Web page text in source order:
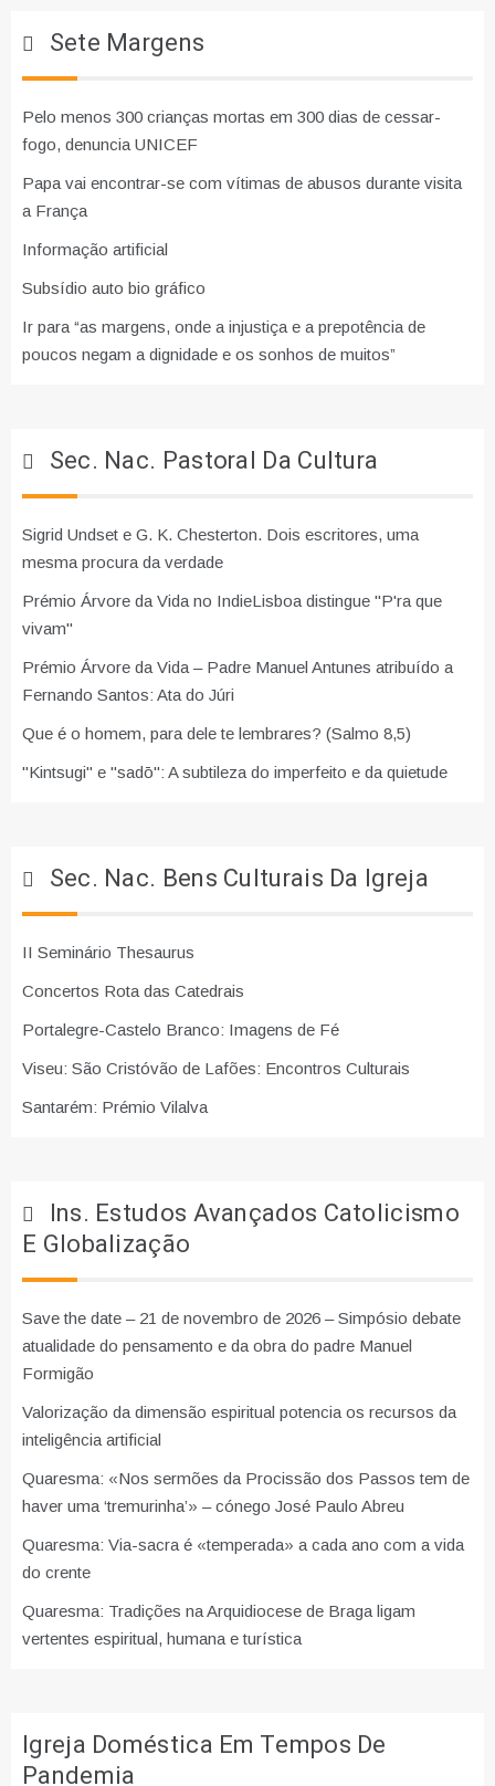
Sete Margens
Pelo menos 300 crianças mortas em 300 dias de cessar-
fogo, denuncia UNICEF
Papa vai encontrar-se com vítimas de abusos durante visita
a França
Informação artificial
Subsídio auto bio gráfico
Ir para “as margens, onde a injustiça e a prepotência de
poucos negam a dignidade e os sonhos de muitos”
Sec. Nac. Pastoral Da Cultura
Sigrid Undset e G. K. Chesterton. Dois escritores, uma
mesma procura da verdade
Prémio Árvore da Vida no IndieLisboa distingue "P'ra que
vivam"
Prémio Árvore da Vida – Padre Manuel Antunes atribuído a
Fernando Santos: Ata do Júri
Que é o homem, para dele te lembrares? (Salmo 8,5)
"Kintsugi" e "sadō": A subtileza do imperfeito e da quietude
Sec. Nac. Bens Culturais Da Igreja
II Seminário Thesaurus
Concertos Rota das Catedrais
Portalegre-Castelo Branco: Imagens de Fé
Viseu: São Cristóvão de Lafões: Encontros Culturais
Santarém: Prémio Vilalva
Ins. Estudos Avançados Catolicismo
E Globalização
Save the date – 21 de novembro de 2026 – Simpósio debate
atualidade do pensamento e da obra do padre Manuel
Formigão
Valorização da dimensão espiritual potencia os recursos da
inteligência artificial
Quaresma: «Nos sermões da Procissão dos Passos tem de
haver uma ‘tremurinha’» – cónego José Paulo Abreu
Quaresma: Via-sacra é «temperada» a cada ano com a vida
do crente
Quaresma: Tradições na Arquidiocese de Braga ligam
vertentes espiritual, humana e turística
Igreja Doméstica Em Tempos De
Pandemia